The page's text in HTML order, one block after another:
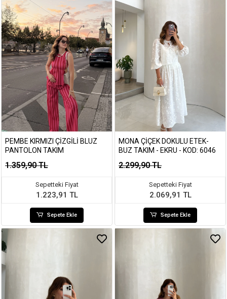
PEMBE KIRMIZI ÇIZGILI BLUZ
PANTOLON TAKIM
1.359,90 TL
Sepetteki Fiyat
1.223,91 TL
Sepete Ekle
MONA ÇIÇEK DOKULU ETEK-
BUZ TAKIM - EKRU - KOD: 6046
2.299,90 TL
Sepetteki Fiyat
2.069,91 TL
Sepete Ekle